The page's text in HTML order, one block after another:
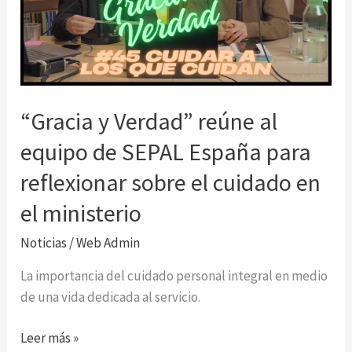
“Gracia y Verdad” reúne al
equipo de SEPAL España para
reflexionar sobre el cuidado en
el ministerio
Noticias /Web Admin
La importancia del cuidado personal integral en medio
de una vida dedicada al servicio.
“Gracia
Leer más »